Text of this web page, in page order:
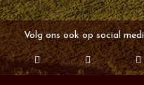
Volg ons ook op social